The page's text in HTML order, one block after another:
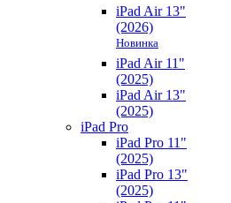
iPad Air 13"
(2026)
Новинка
iPad Air 11"
(2025)
iPad Air 13"
(2025)
iPad Pro
iPad Pro 11"
(2025)
iPad Pro 13"
(2025)